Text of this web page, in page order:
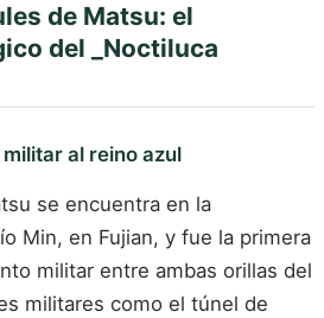
de Matsu: el
del _Noctiluca
al reino azul
se encuentra en la
Min, en Fujian, y fue la primera
militar entre ambas orillas del
militares como el túnel de